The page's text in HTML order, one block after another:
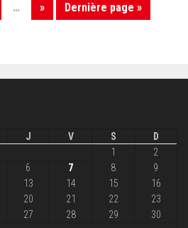
… » Dernière page »
J V S D
1
2
6 7 8
9
13 14 15
16
20 21 22
23
27 28 29
30